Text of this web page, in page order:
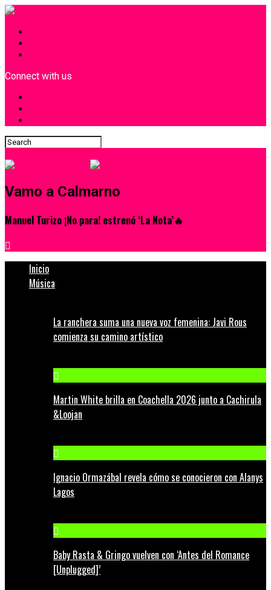
Connect with us
Vamo a Calmarno
Manuel Turizo ¡No para! estrenó ‘La Nota’🔥
Inicio
Música
La ranchera suma una nueva voz femenina: Javi Rous
comienza su camino artístico
Martin White brilla en Coachella 2026 junto a Cachirula
&Loojan
Ignacio Ormazábal revela cómo se conocieron con Alanys
Lagos
Baby Rasta & Gringo vuelven con ‘Antes del Romance
[Unplugged]’